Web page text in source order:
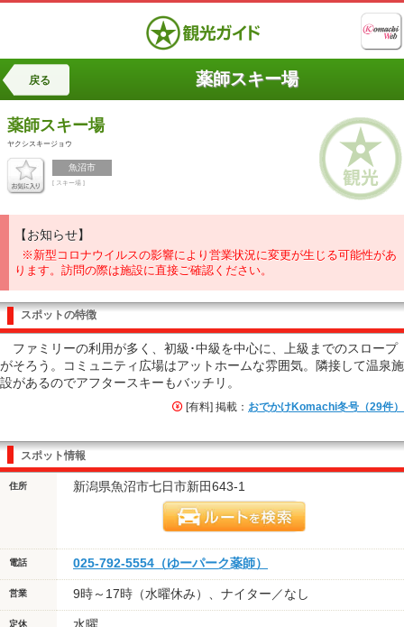
戻る 薬師スキー場
薬師スキー場
ヤクシスキージョウ
魚沼市
[ スキー場 ]
【お知らせ】
※新型コロナウイルスの影響により営業状況に変更が生じる可能性があ
ります。訪問の際は施設に直接ご確認ください。
スポットの特徴
ファミリーの利用が多く、初級･中級を中心に、上級までのスロープ
がそろう。コミュニティ広場はアットホームな雰囲気。隣接して温泉施
設があるのでアフタースキーもバッチリ。
[有料] 掲載： おでかけKomachi冬号（29件）
スポット情報
住所 新潟県魚沼市七日市新田643-1
電話 025-792-5554（ゆーパーク薬師）
営業 9時～17時（水曜休み）、ナイター／なし
定休